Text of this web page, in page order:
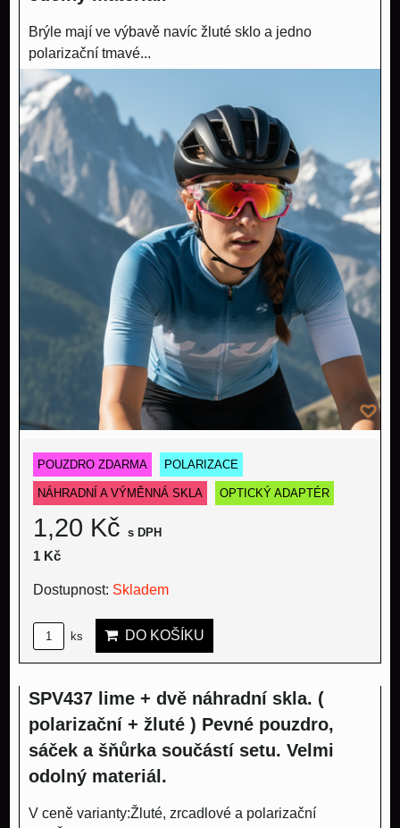
Brýle mají ve výbavě navíc žluté sklo a jedno
polarizační tmavé...
POUZDRO ZDARMA POLARIZACE
NÁHRADNÍ A VÝMĚNNÁ SKLA OPTICKÝ ADAPTÉR
1,20 Kč s DPH
1 Kč
Dostupnost: Skladem
ks DO KOŠÍKU
SPV437 lime + dvě náhradní skla. (
polarizační + žluté ) Pevné pouzdro,
sáček a šňůrka součástí setu. Velmi
odolný materiál.
V ceně varianty:Žluté, zrcadlové a polarizační